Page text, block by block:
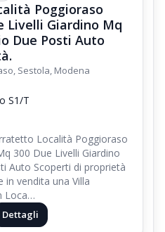
Poggioraso
Livelli Giardino Mq
Due Posti Auto
Sestola, Modena
S1/T
Località Poggioraso
300 Due Livelli Giardino
Auto Scoperti di proprietà
in vendita una Villa
Loca…
Dettagli